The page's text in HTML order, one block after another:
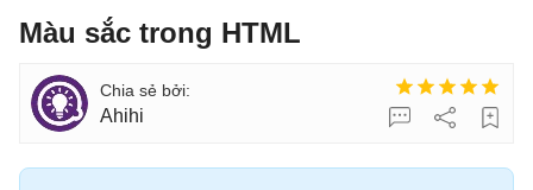
Màu sắc trong HTML
Ahihi